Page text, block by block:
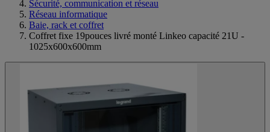
Sécurité, communication et réseau
Réseau informatique
Baie, rack et coffret
Coffret fixe 19pouces livré monté Linkeo capacité 21U -
1025x600x600mm